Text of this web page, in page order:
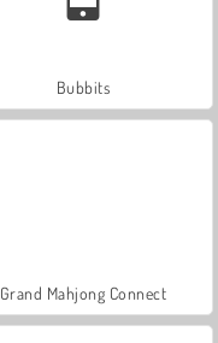
Bubbits
Grand Mahjong Connect